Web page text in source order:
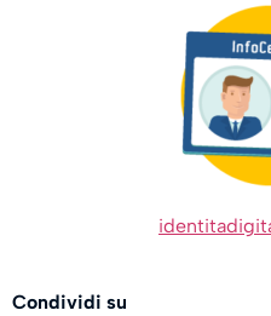
Condividi su